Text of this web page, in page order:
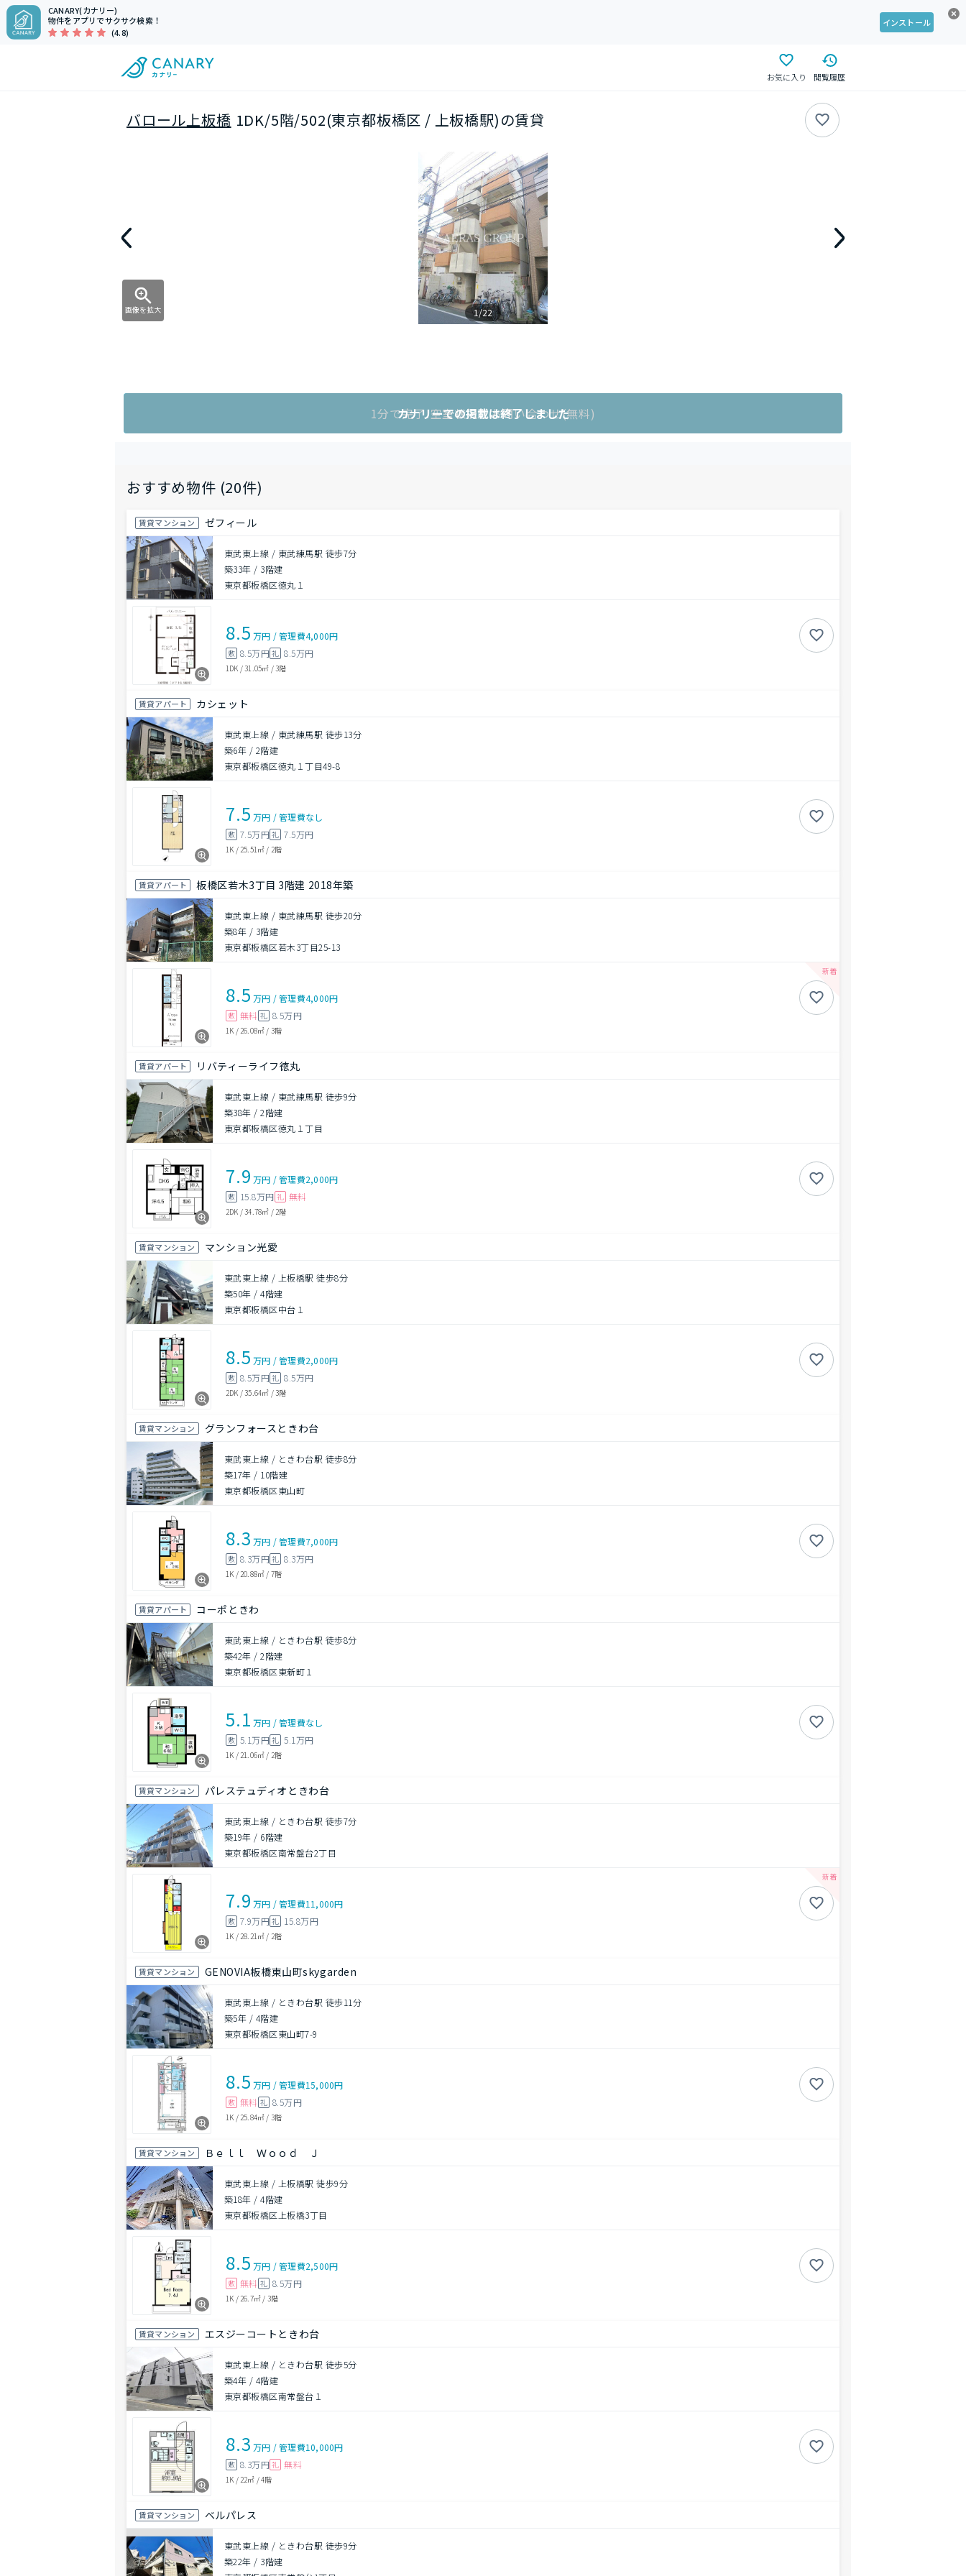
CANARY(カナリー)
物件をアプリでサクサク検索！
(4.8)
インストール
お気に入り 閲覧履歴
バロール上板橋 1DK/5階/502(東京都板橋区 / 上板橋駅)の賃貸
画像を拡大 1/22
1分で完了!空室状況をお問い合わせ(無料)
カナリーでの掲載は終了しました
おすすめ物件 (20件)
賃貸マンション ゼフィール
東武東上線 / 東武練馬駅 徒歩7分
築33年 / 3階建
東京都板橋区徳丸１
8.5 万円 /管理費4,000円
敷 8.5万円礼 8.5万円
1DK /31.05㎡ /3階
賃貸アパート カシェット
東武東上線 / 東武練馬駅 徒歩13分
築6年 / 2階建
東京都板橋区徳丸１丁目49-8
7.5 万円 /管理費なし
敷 7.5万円礼 7.5万円
1K / 25.51㎡ / 2階
賃貸アパート 板橋区若木3丁目 3階建 2018年築
東武東上線 / 東武練馬駅 徒歩20分
築8年 / 3階建
東京都板橋区若木3丁目25-13
8.5 万円 /管理費4,000円
敷 無料 礼 8.5万円
1K / 26.08㎡ / 3階
賃貸アパート リバティーライフ徳丸
東武東上線 / 東武練馬駅 徒歩9分
築38年 /2階建
東京都板橋区徳丸１丁目
7.9 万円 /管理費2,000円
敷 15.8万円 礼 無料
2DK /34.78㎡ / 2階
賃貸マンション マンション光愛
東武東上線 / 上板橋駅 徒歩8分
築50年 /4階建
東京都板橋区中台１
8.5 万円 /管理費2,000円
敷 8.5万円礼 8.5万円
2DK /35.64㎡ /3階
賃貸マンション グランフォースときわ台
東武東上線 / ときわ台駅 徒歩8分
築17年 / 10階建
東京都板橋区東山町
8.3 万円 /管理費7,000円
敷 8.3万円礼 8.3万円
1K / 20.88㎡ / 7階
賃貸アパート コーポときわ
東武東上線 / ときわ台駅 徒歩8分
築42年 /2階建
東京都板橋区東新町１
5.1 万円 /管理費なし
敷 5.1万円礼 5.1万円
1K / 21.06㎡ / 2階
賃貸マンション パレステュディオときわ台
東武東上線 / ときわ台駅 徒歩7分
築19年 / 6階建
東京都板橋区南常盤台2丁目
7.9 万円 /管理費11,000円
敷 7.9万円礼 15.8万円
1K / 28.21㎡ / 2階
賃貸マンション GENOVIA板橋東山町skygarden
東武東上線 / ときわ台駅 徒歩11分
築5年 / 4階建
東京都板橋区東山町7-9
8.5 万円 /管理費15,000円
敷 無料 礼 8.5万円
1K / 25.84㎡ / 3階
賃貸マンション Ｂｅｌｌ Ｗｏｏｄ Ｊ
東武東上線 / 上板橋駅 徒歩9分
築18年 /4階建
東京都板橋区上板橋3丁目
8.5 万円 /管理費2,500円
敷 無料 礼 8.5万円
1K / 26.7㎡ / 3階
賃貸マンション エスジーコートときわ台
東武東上線 / ときわ台駅 徒歩5分
築4年 / 4階建
東京都板橋区南常盤台１
8.3 万円 /管理費10,000円
敷 8.3万円 礼 無料
1K / 22㎡ /4階
賃貸マンション ベルパレス
東武東上線 / ときわ台駅 徒歩9分
築22年 / 3階建